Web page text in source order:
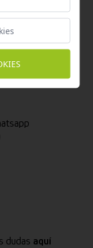
teléfono
dudas aquí